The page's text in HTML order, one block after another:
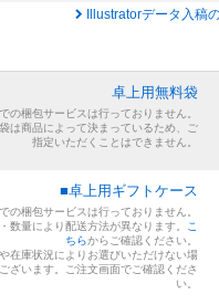
Illustratorデータ入稿
卓上用無料袋
の梱包サービスは行っておりません。
は商品によって決まっているため、ご
指定いただくことはできません。
■卓上用ギフトケース
の梱包サービスは行っておりません。
数量により配送方法が異なります。 こ
ちらからご確認ください。
在庫状況によりお選びいただけない場
ざいます。ご注文画面でご確認くださ
い。